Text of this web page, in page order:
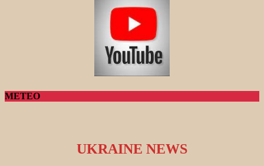
METEO
UKRAINE NEWS